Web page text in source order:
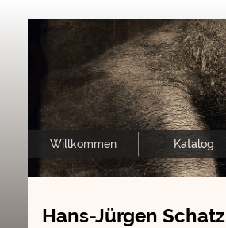
Willkommen Katalog
Hans-Jürgen Schatz